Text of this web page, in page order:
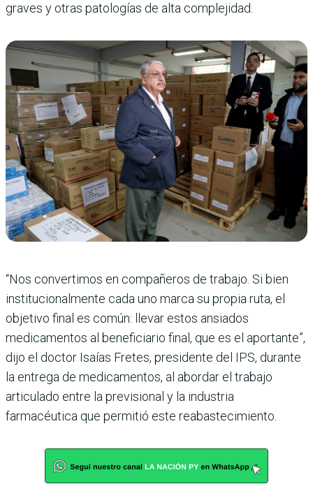
graves y otras patologías de alta complejidad.
“Nos convertimos en compañeros de trabajo. Si bien
institucionalmente cada uno marca su propia ruta, el
objetivo final es común: llevar estos ansiados
medicamentos al beneficiario final, que es el aportante”,
dijo el doctor Isaías Fretes, presidente del IPS, durante
la entrega de medicamentos, al abordar el trabajo
articulado entre la previsional y la industria
farmacéutica que permitió este reabastecimiento.